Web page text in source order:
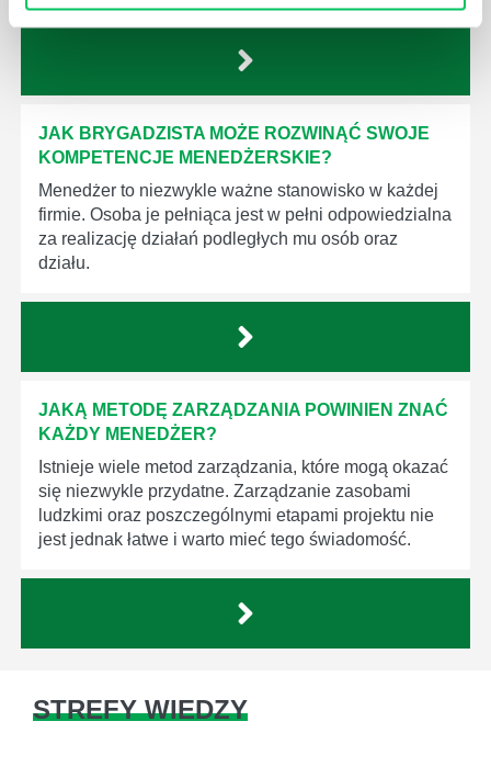
JAK BRYGADZISTA MOŻE ROZWINĄĆ SWOJE
KOMPETENCJE MENEDŻERSKIE?
Menedżer to niezwykle ważne stanowisko w każdej
firmie. Osoba je pełniąca jest w pełni odpowiedzialna
za realizację działań podległych mu osób oraz
działu.
JAKĄ METODĘ ZARZĄDZANIA POWINIEN ZNAĆ
KAŻDY MENEDŻER?
Istnieje wiele metod zarządzania, które mogą okazać
się niezwykle przydatne. Zarządzanie zasobami
ludzkimi oraz poszczególnymi etapami projektu nie
jest jednak łatwe i warto mieć tego świadomość.
STREFY WIEDZY